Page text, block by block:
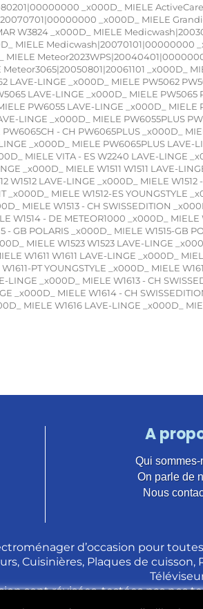
_x000D_ MIELE
_x000D_ MIELE
W3824 _x000D_ MIELE
MIELE Medicwash|20070101|00000000
MIELE
Meteor3065|20050801|20061101 _x000D_
LAVE-LINGE _x000D_ MIELE PW5062
LAVE-LINGE _x000D_ MIELE
PW6055 LAVE-LINGE _x000D_
LINGE _x000D_ MIELE PW6055PLUS
- CH PW6065PLUS _x000D_
_x000D_ MIELE PW6065PLUS
MIELE VITA - ES W2240 LAVE-LINGE
_x000D_ MIELE W1511 W1511 LAVE-
W1512 LAVE-LINGE _x000D_ MIELE
_x000D_ MIELE W1512-ES YOUNGSTYLE
MIELE W1513 - CH SWISSEDITION
W1514 - DE METEOR1000 _x000D_
- GB POLARIS _x000D_ MIELE W1515-GB
MIELE W1523 W1523 LAVE-LINGE
W1611 W1611 LAVE-LINGE _x000D_
PT YOUNGSTYLE _x000D_ MIELE
LINGE _x000D_ MIELE W1613 - CH
_x000D_ MIELE W1614 - CH
MIELE W1616 LAVE-LINGE _x000D_
A
Qui sommes-
On parle de
Nous
d’occasion pour
Cuisinières, Plaques de
sont révisées, testées pas